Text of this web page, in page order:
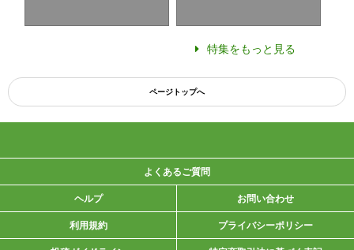
特集をもっと見る
ページトップへ
よくあるご質問
ヘルプ お問い合わせ
利用規約 プライバシーポリシー